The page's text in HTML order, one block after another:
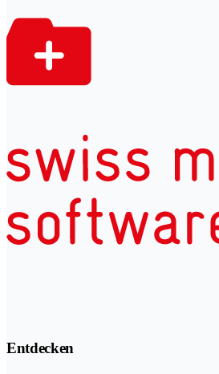
Entdecken